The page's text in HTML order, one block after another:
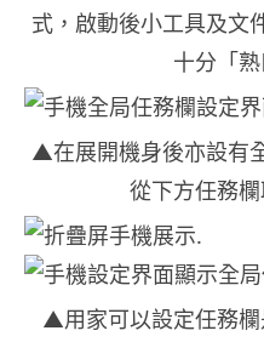
式，啟動後小工具及文
十分「
▲在展開機身後亦設有
從下方任務
▲用家可以設定任務